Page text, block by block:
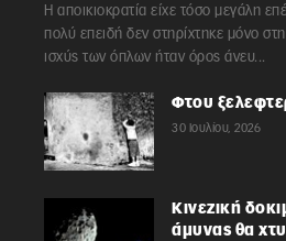
Η αποικιοκρατία είχε τόσο μεγάλη
πολύ επειδή δεν στηρίχτηκε μόνο
ισχύς των όπλων ήταν όρος άνευ...
Φτου
30 Ιουλίου, 2026
Κινεζική
άμυνας θα